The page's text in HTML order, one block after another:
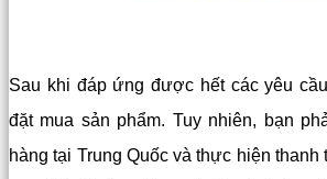
Sau khi đáp ứng được hết các yêu
đặt mua sản phẩm. Tuy nhiên, bạn
hàng tại Trung Quốc và thực hiện thanh